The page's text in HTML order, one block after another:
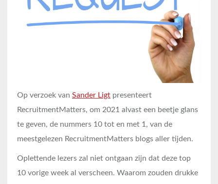
Op verzoek van Sander Ligt presenteert
RecruitmentMatters, om 2021 alvast een beetje glans
te geven, de nummers 10 tot en met 1, van de
meestgelezen RecruitmentMatters blogs aller tijden.
Oplettende lezers zal niet ontgaan zijn dat deze top
10 vorige week al verscheen. Waarom zouden drukke